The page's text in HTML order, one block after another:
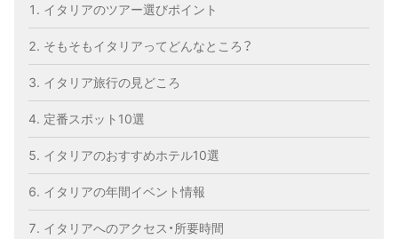
イタリアのツアー選びポイント
そもそもイタリアってどんなところ？
イタリア旅行の見どころ
定番スポット10選
イタリアのおすすめホテル10選
イタリアの年間イベント情報
イタリアへのアクセス・所要時間